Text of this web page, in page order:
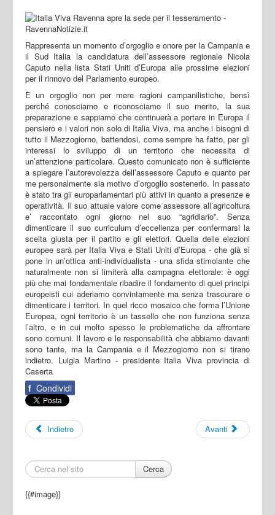
Rappresenta un momento d’orgoglio e onore per la Campania e
il Sud Italia la candidatura dell’assessore regionale Nicola
Caputo nella lista Stati Uniti d’Europa alle prossime elezioni
per il rinnovo del Parlamento europeo.
È un orgoglio non per mere ragioni campanilistiche, bensì
perché conosciamo e riconosciamo il suo merito, la sua
preparazione e sappiamo che continuerà a portare in Europa il
pensiero e i valori non solo di Italia Viva, ma anche i bisogni di
tutto il Mezzogiorno, battendosi, come sempre ha fatto, per gli
interessi lo sviluppo di un territorio che necessita di
un’attenzione particolare. Questo comunicato non è sufficiente
a spiegare l’autorevolezza dell’assessore Caputo e quanto per
me personalmente sia motivo d’orgoglio sostenerlo. In passato
è stato tra gli europarlamentari più attivi in quanto a presenze e
operatività. Il suo attuale valore come assessore all’agricoltura
e’ raccontato ogni giorno nel suo “agridiario”. Senza
dimenticare il suo curriculum d’eccellenza per confermarsi la
scelta giusta per il partito e gli elettori. Quella delle elezioni
europee sarà per Italia Viva e Stati Uniti d’Europa - che già si
pone in un’ottica anti-individualista - una sfida stimolante che
naturalmente non si limiterà alla campagna elettorale: è oggi
più che mai fondamentale ribadire il fondamento di quei principi
europeisti cui aderiamo convintamente ma senza trascurare o
dimenticare i territori. In quel ricco mosaico che forma l’Unione
Europea, ogni territorio è un tassello che non funziona senza
l’altro, e in cui molto spesso le problematiche da affrontare
sono comuni. Il lavoro e le responsabilità che abbiamo davanti
sono tante, ma la Campania e il Mezzogiorno non si tirano
indietro. Luigia Martino - presidente Italia Viva provincia di
Caserta
f Condividi
Indietro Avanti
Cerca
{{#image}}